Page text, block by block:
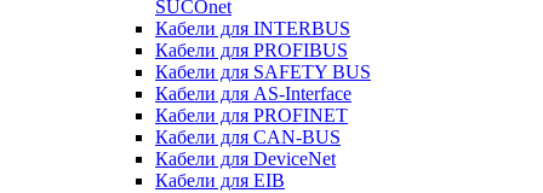
SUCOnet
Кабели для INTERBUS
Кабели для PROFIBUS
Кабели для SAFETY BUS
Кабели для AS-Interface
Кабели для PROFINET
Кабели для CAN-BUS
Кабели для DeviceNet
Кабели для EIB